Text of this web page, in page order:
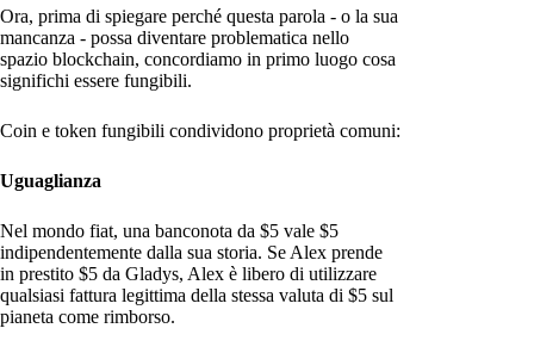
Ora, prima di spiegare perché questa parola - o la sua
mancanza - possa diventare problematica nello
spazio blockchain, concordiamo in primo luogo cosa
significhi essere fungibili.
Coin e token fungibili condividono proprietà comuni:
Uguaglianza
Nel mondo fiat, una banconota da $5 vale $5
indipendentemente dalla sua storia. Se Alex prende
in prestito $5 da Gladys, Alex è libero di utilizzare
qualsiasi fattura legittima della stessa valuta di $5 sul
pianeta come rimborso.